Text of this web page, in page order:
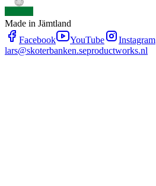
Made in Jämtland
Facebook
YouTube
Instagram
lars@skoterbanken.seproductworks.nl